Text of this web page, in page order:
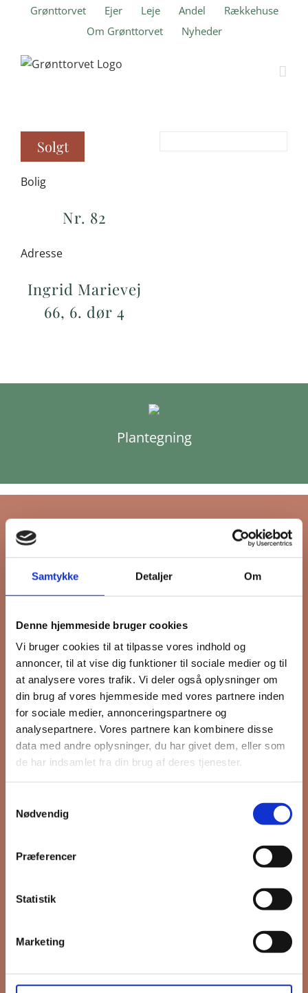
Samtykke Detaljer Om
Denne hjemmeside bruger cookies
Vi bruger cookies til at tilpasse vores indhold og
annoncer, til at vise dig funktioner til sociale medier og til
at analysere vores trafik. Vi deler også oplysninger om
din brug af vores hjemmeside med vores partnere inden
for sociale medier, annonceringspartnere og
analysepartnere. Vores partnere kan kombinere disse
data med andre oplysninger, du har givet dem, eller som
de har indsamlet fra din brug af deres tjenester.
Nødvendig
Præferencer
Statistik
Marketing
Grønttorvet Ejer Leje Andel
Rækkehuse
Om Grønttorvet
Nyheder
Solgt
Bolig
Nr. 82
Adresse
Ingrid Marievej
66, 6. dør 4
Plantegning
Tilmeld dig FB
nyhedsbrev
Hold dig opdateret på hvad der sker
på Grønttorvet. I vores nyhedsbrev
sender vi blandt andet invitation til
VIP Åbent Hus, når vi sætter nye
boliger til salg og udlejning, så du